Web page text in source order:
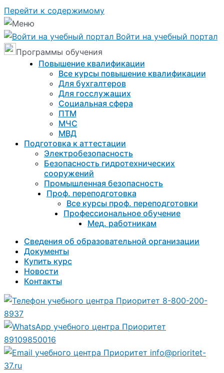
Перейти к содержимому
Войти на учебный портал
Программы обучения
Повышение квалификации
Все курсы повышение квалификации
Для бухгалтеров
Для госслужащих
Социальная сфера
ПТМ
МЧС
МВД
Подготовка к aттестации
Электробезопасность
Безопасность гидротехнических
сооружений
Промышленная безопасность
Проф. переподготовка
Все курсы проф. переподготовки
Профессиональное обучение
Мед. работникам
Сведения об образовательной организации
Документы
Купить курс
Новости
Контакты
8-800-200-
8937
89109850016
info@prioritet-
37.ru